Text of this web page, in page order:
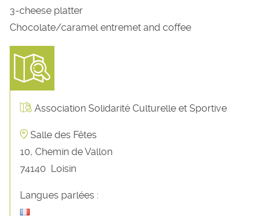
3-cheese platter
Chocolate/caramel entremet and coffee
Association Solidarité Culturelle et Sportive
Salle des Fêtes
10, Chemin de Vallon
74140 Loisin
Langues parlées :